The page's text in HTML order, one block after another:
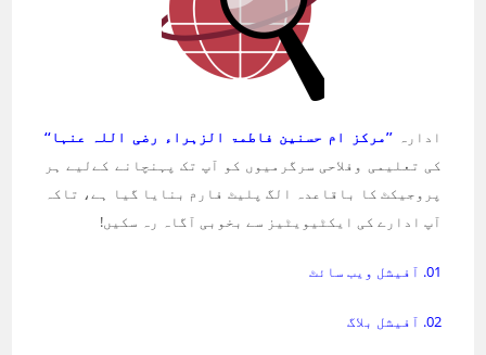
ادارہ’’مرکز ام حسنین فاطمۃ الزہراء رضی اللہ عنہا‘‘
کی تعلیمی وفلاحی سرگرمیوں کو آپ تک پہنچانے کےلیے ہر
پروجیکٹ کا باقاعدہ الگ پلیٹ فارم بنایا گیا ہے، تاکہ
آپ ادارے کی ایکٹیویٹیز سے بخوبی آگاہ رہ سکیں!
01. آفیشل ویب سائٹ
02. آفیشل بلاگ